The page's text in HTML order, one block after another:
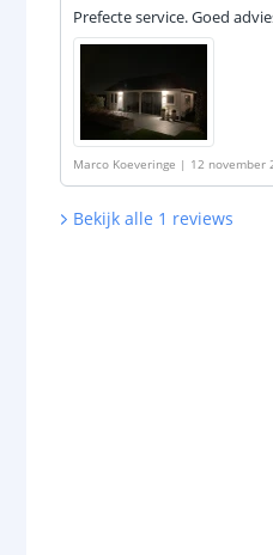
Prefecte service. Goed
Marco Koeveringe | 12 november
RGBWW Multicolor en Wit'
Bekijk alle 1 reviews